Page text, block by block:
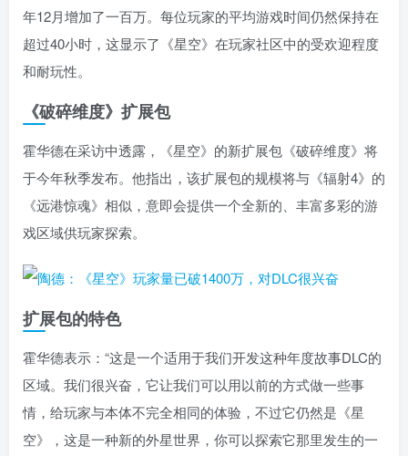
年12月增加了一百万。每位玩家的平均游戏时间仍然保持在
超过40小时，这显示了《星空》在玩家社区中的受欢迎程度
和耐玩性。
《破碎维度》扩展包
霍华德在采访中透露，《星空》的新扩展包《破碎维度》将
于今年秋季发布。他指出，该扩展包的规模将与《辐射4》的
《远港惊魂》相似，意即会提供一个全新的、丰富多彩的游
戏区域供玩家探索。
扩展包的特色
霍华德表示：“这是一个适用于我们开发这种年度故事DLC的
区域。我们很兴奋，它让我们可以用以前的方式做一些事
情，给玩家与本体不完全相同的体验，不过它仍然是《星
空》，这是一种新的外星世界，你可以探索它那里发生的一